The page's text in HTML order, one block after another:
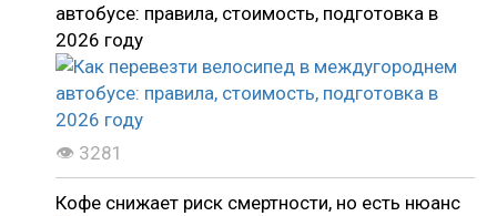
автобусе: правила, стоимость, подготовка в
2026 году
👁 3281
Кофе снижает риск смертности, но есть нюанс